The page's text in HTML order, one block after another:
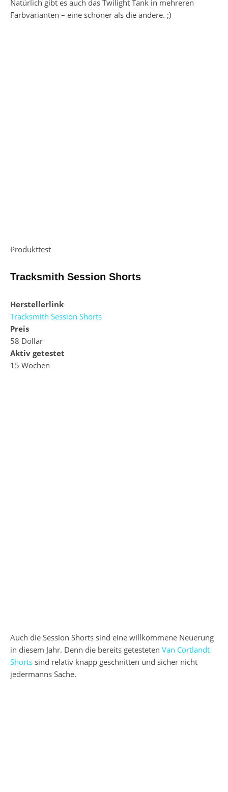
Natürlich gibt es auch das Twilight Tank in mehreren
Farbvarianten – eine schöner als die andere. ;)
Produkttest
Tracksmith Session Shorts
Herstellerlink
Tracksmith Session Shorts
Preis
58 Dollar
Aktiv getestet
15 Wochen
Auch die Session Shorts sind eine willkommene Neuerung
in diesem Jahr. Denn die bereits getesteten Van Cortlandt
Shorts sind relativ knapp geschnitten und sicher nicht
jedermanns Sache.